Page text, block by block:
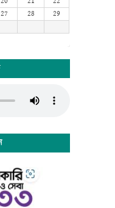
designers, art
and web designer
using programs
Illustrator, Flash,
intended to show
when an unknown
it to make a
sheets in different
called Letraset.
included lorem
27 28
29